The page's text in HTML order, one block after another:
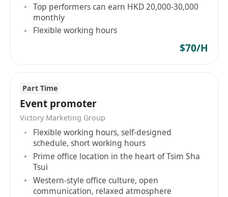
Top performers can earn HKD 20,000-30,000
monthly
Flexible working hours
$70/H
Part Time
Event promoter
Victory Marketing Group
Flexible working hours, self-designed
schedule, short working hours
Prime office location in the heart of Tsim Sha
Tsui
Western-style office culture, open
communication, relaxed atmosphere